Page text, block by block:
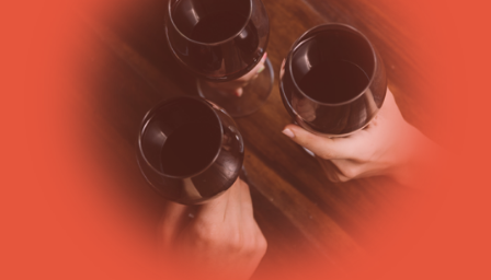
orientés vers le fruit (Château Chauvin 1978 par exemple,
Château Chauvin 1978 montre des arômes fruités et
empyreumatiques). Il faut dire que la forte présence de
Merlot dans les assemblages explique la dominance de la
famille des fruits rouges dans la gamme aromatique du
Château Chauvin.
Les millésimes des dernières décennies montrent une
évolution du vin, néanmoins les millésimes plus anciens, tels
que Château Chauvin 1978 sont tout à fait appréciables.